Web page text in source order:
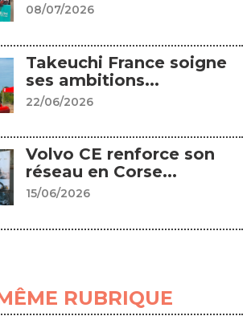
08/07/2026
Takeuchi France soigne
ses ambitions...
22/06/2026
Volvo CE renforce son
réseau en Corse...
15/06/2026
RUBRIQUE